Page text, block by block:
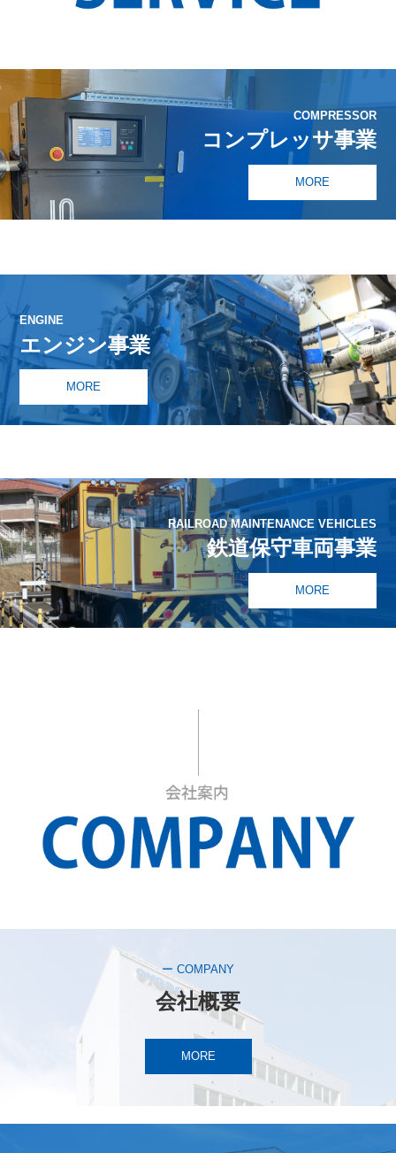
COMPRESSOR
コンプレッサ事業
MORE
ENGINE
エンジン事業
MORE
RAILROAD MAINTENANCE VEHICLES
鉄道保守車両事業
MORE
ー COMPANY
会社概要
MORE